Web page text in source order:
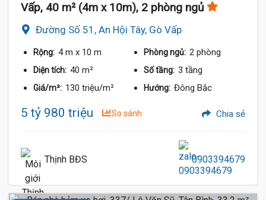
Vấp, 40 m² (4m x 10m), 2 phòng ngủ
Đường Số 51, An Hội Tây, Gò Vấp
Rộng: 4 m x 10 m Phòng ngủ: 2 phòng
Diện tích: 40 m² Số tầng: 3 tầng
Giá/m²: 130 triệu/m² Hướng: Đông Bắc
5 tỷ 980 triệu So sánh Chia sẻ
Thịnh BĐS 0903394679